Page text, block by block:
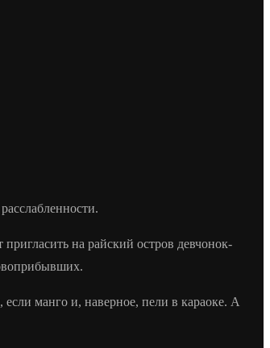
на райский остров девчонок-
манго и, наверное, пели в караоке. А